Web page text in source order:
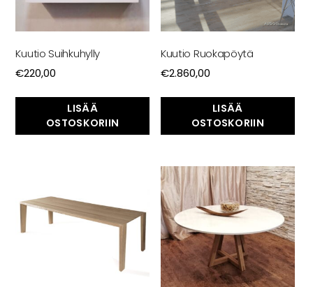
Kuutio Suihkuhylly
€220,00
LISÄÄ
OSTOSKORIIN
Kuutio Ruokapöytä
€2.860,00
LISÄÄ
OSTOSKORIIN